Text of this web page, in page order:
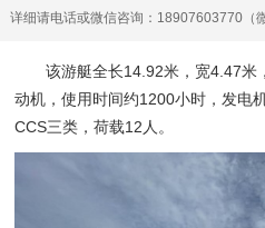
详细请电话或微信咨询：18907603770（
该游艇全长14.92米，宽4.47米
动机，使用时间约1200小时，发电
CCS三类，荷载12人。